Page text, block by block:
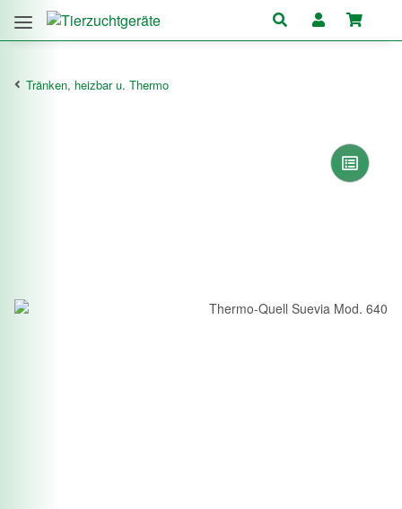
Tränken, heizbar u. Thermo